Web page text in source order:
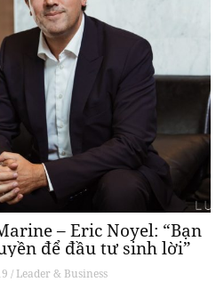
– Eric Noyel: “Bạn
để đầu tư sinh lời”
/ Leader & Business